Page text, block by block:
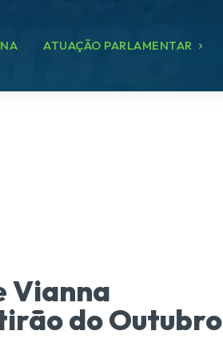
ATUAÇÃO PARLAMENTAR
Vianna
do Outubro